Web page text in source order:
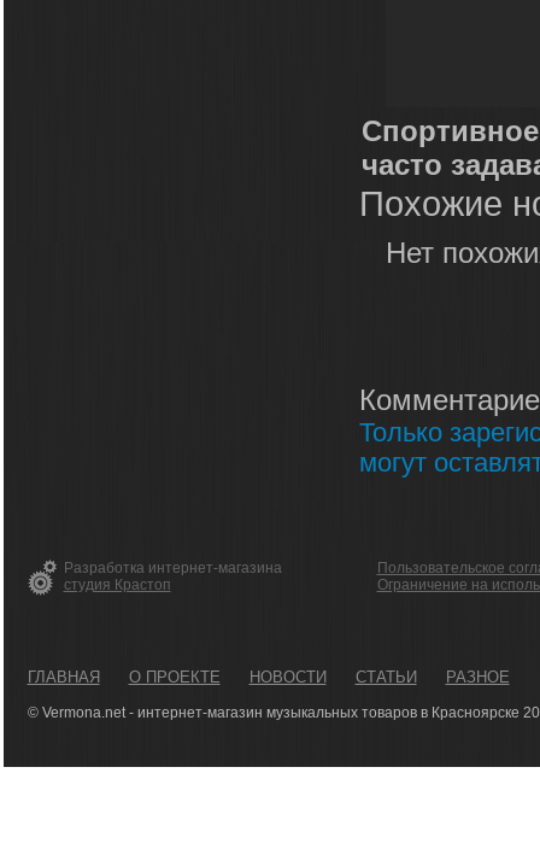
часто
Похожие
Нет
Только
могут
Разработка интернет-магазина
студия Крастоп
Пользовательское
Ограничение на
ГЛАВНАЯ О ПРОЕКТЕ НОВОСТИ СТАТЬИ РАЗНОЕ
© Vermona.net - интернет-магазин музыкальных товаров в Красноярске